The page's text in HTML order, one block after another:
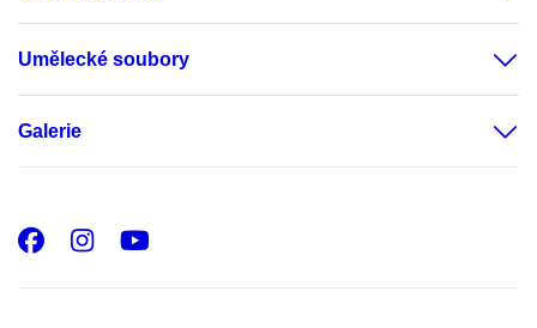
Umělecké soubory
Galerie
Facebook
Instagram